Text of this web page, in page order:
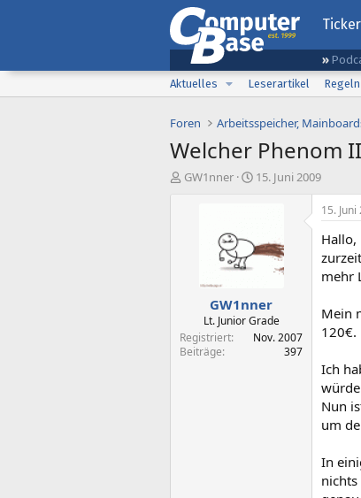
Ticker
Aktuelles
Leserartikel Regeln
Foren Arbeitsspeicher,
Welcher Phenom
E
GW1nner
E
l
a
m
15. Juni 2009
GW1nner
Lt. Junior Grade
Registriert
Nov. 2007
Beiträge
397
15. Juni
Hallo,
mehr
Mein
120€.
Ich
Nun
um
In